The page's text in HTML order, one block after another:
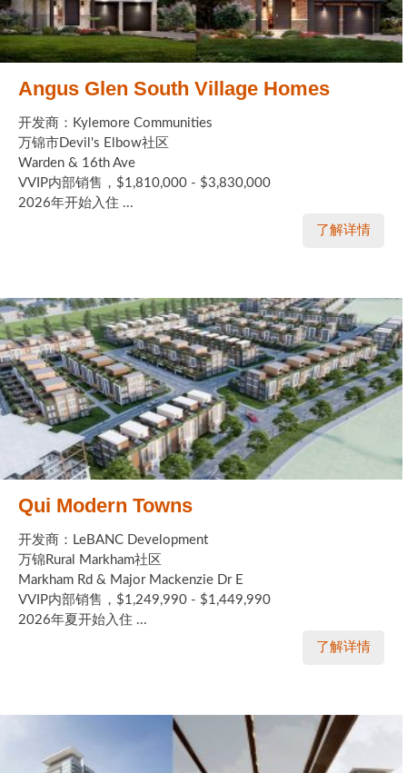
Angus Glen South Village Homes
开发商：Kylemore Communities
万锦市Devil's Elbow社区
Warden & 16th Ave
VVIP内部销售，$1,810,000 - $3,830,000
2026年开始入住 ...
了解详情
Qui Modern Towns
开发商：LeBANC Development
万锦Rural Markham社区
Markham Rd & Major Mackenzie Dr E
VVIP内部销售，$1,249,990 - $1,449,990
2026年夏开始入住 ...
了解详情